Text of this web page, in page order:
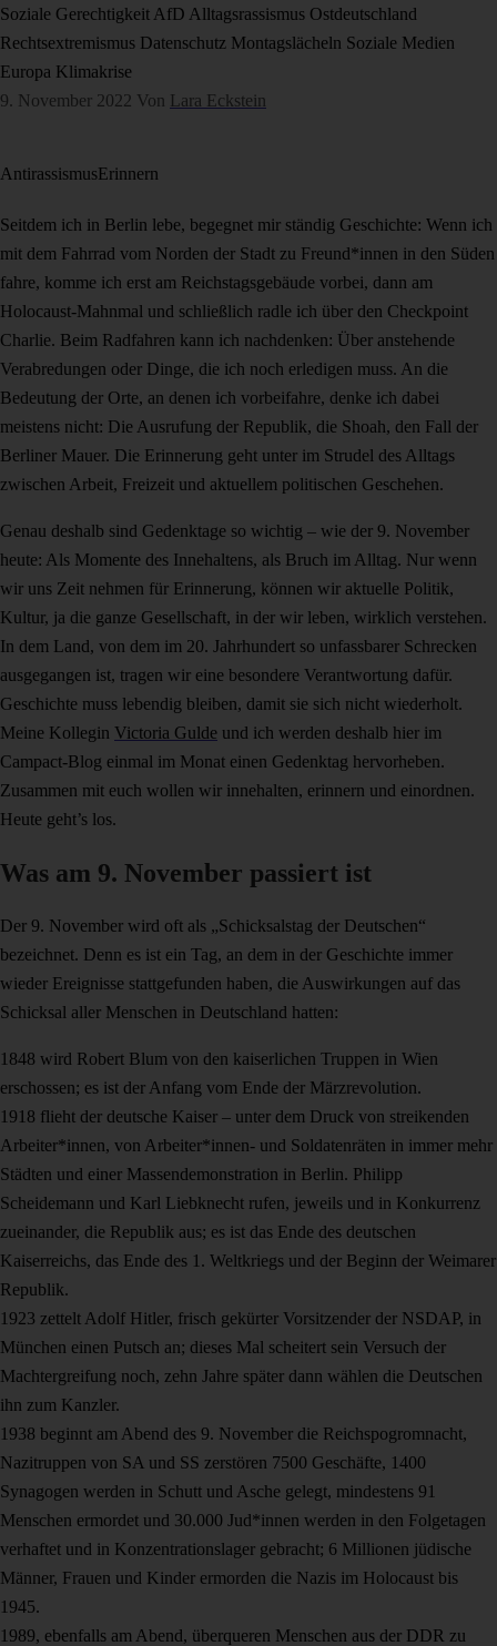
Soziale Gerechtigkeit AfD Alltagsrassismus Ostdeutschland
Rechtsextremismus Datenschutz Montagslächeln Soziale Medien
Europa Klimakrise
9. November 2022 Von Lara Eckstein
AntirassismusErinnern
Seitdem ich in Berlin lebe, begegnet mir ständig Geschichte: Wenn ich
mit dem Fahrrad vom Norden der Stadt zu Freund*innen in den Süden
fahre, komme ich erst am Reichstagsgebäude vorbei, dann am
Holocaust-Mahnmal und schließlich radle ich über den Checkpoint
Charlie. Beim Radfahren kann ich nachdenken: Über anstehende
Verabredungen oder Dinge, die ich noch erledigen muss. An die
Bedeutung der Orte, an denen ich vorbeifahre, denke ich dabei
meistens nicht: Die Ausrufung der Republik, die Shoah, den Fall der
Berliner Mauer. Die Erinnerung geht unter im Strudel des Alltags
zwischen Arbeit, Freizeit und aktuellem politischen Geschehen.
Genau deshalb sind Gedenktage so wichtig – wie der 9. November
heute: Als Momente des Innehaltens, als Bruch im Alltag. Nur wenn
wir uns Zeit nehmen für Erinnerung, können wir aktuelle Politik,
Kultur, ja die ganze Gesellschaft, in der wir leben, wirklich verstehen.
In dem Land, von dem im 20. Jahrhundert so unfassbarer Schrecken
ausgegangen ist, tragen wir eine besondere Verantwortung dafür.
Geschichte muss lebendig bleiben, damit sie sich nicht wiederholt.
Meine Kollegin Victoria Gulde und ich werden deshalb hier im
Campact-Blog einmal im Monat einen Gedenktag hervorheben.
Zusammen mit euch wollen wir innehalten, erinnern und einordnen.
Heute geht’s los.
Was am 9. November passiert ist
Der 9. November wird oft als „Schicksalstag der Deutschen“
bezeichnet. Denn es ist ein Tag, an dem in der Geschichte immer
wieder Ereignisse stattgefunden haben, die Auswirkungen auf das
Schicksal aller Menschen in Deutschland hatten:
1848 wird Robert Blum von den kaiserlichen Truppen in Wien
erschossen; es ist der Anfang vom Ende der Märzrevolution.
1918 flieht der deutsche Kaiser – unter dem Druck von streikenden
Arbeiter*innen, von Arbeiter*innen- und Soldatenräten in immer mehr
Städten und einer Massendemonstration in Berlin. Philipp
Scheidemann und Karl Liebknecht rufen, jeweils und in Konkurrenz
zueinander, die Republik aus; es ist das Ende des deutschen
Kaiserreichs, das Ende des 1. Weltkriegs und der Beginn der Weimarer
Republik.
1923 zettelt Adolf Hitler, frisch gekürter Vorsitzender der NSDAP, in
München einen Putsch an; dieses Mal scheitert sein Versuch der
Machtergreifung noch, zehn Jahre später dann wählen die Deutschen
ihn zum Kanzler.
1938 beginnt am Abend des 9. November die Reichspogromnacht,
Nazitruppen von SA und SS zerstören 7500 Geschäfte, 1400
Synagogen werden in Schutt und Asche gelegt, mindestens 91
Menschen ermordet und 30.000 Jud*innen werden in den Folgetagen
verhaftet und in Konzentrationslager gebracht; 6 Millionen jüdische
Männer, Frauen und Kinder ermorden die Nazis im Holocaust bis
1945.
1989, ebenfalls am Abend, überqueren Menschen aus der DDR zu